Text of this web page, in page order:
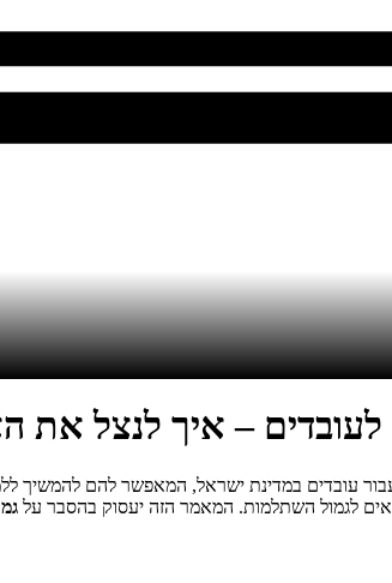
– איך לנצל את
עובדים במדינת ישראל, המאפשר להם להמשיך
לגמול השתלמות. המאמר הזה יעסוק בהסבר על